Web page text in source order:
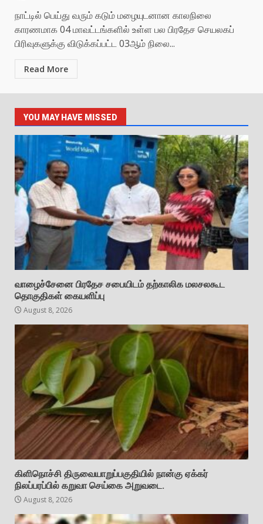
நாட்டில் பெய்து வரும் கடும் மழையுடனான காலநிலை
காரணமாக 04 மாவட்டங்களில் உள்ள பல பிரதேச செயலகப்
பிரிவுகளுக்கு விடுக்கப்பட்ட 03ஆம் நிலை...
Read More
YOU MAY HAVE MISSED
வாழைச்சேனை பிரதேச சபையிடம் தற்காலிக மலசலகூட
தொகுதிகள் கையளிப்பு
August 8, 2026
கிளிநொச்சி திருவையாறுப்பகுதியில் நான்கு ஏக்கர்
நிலப்பரப்பில் கறுவா செய்கை அறுவடை.
August 8, 2026